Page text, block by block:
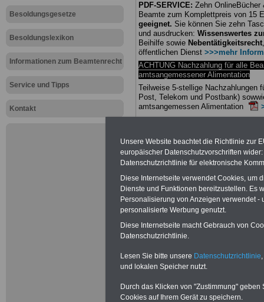
Besoldungsgesetze
Besoldungslexikon
Informationen zum Beamtenrecht
Service und Tipps
Kontakt
PDF-SERVICE: Zehn
Beamte zum Komplettpreis von 15
geeignet. Sie können Sie zehn
und ausdrucken: Wissenswertes
Beihilfe sowie Nebentätigkeitsrecht
öffentlichen Dienst >>>mehr
ACHTUNG Nachzahlung für alle
amtsangemessener Alimentation
Teilweise 5-stellige Nachzahlungen
Post, Telekom und Postbank)
amtsangemessen Alimentation
abschließen!
Neu
Beamte
Unsere Website beachtet die Richtlinie zur
europäischer Datenschutzvorschriften
Datenschutzrichtlinie für elektronische
Diese Internetseite verwendet Cookies, um
Dienste und Funktionen bereitzustellen. Es
Personalisierung von Anzeigen verwendet
personalisierte Werbung genutzt.
Diese Internetseite macht Gebrauch von
Datenschutzrichtlinie.
Lesen Sie bitte unsere Datenschutzrichtlinie
und lokalen Speicher nutzt.
Durch das Klicken von "Zustimmung"
Cookies auf Ihrem Gerät zu speichern.